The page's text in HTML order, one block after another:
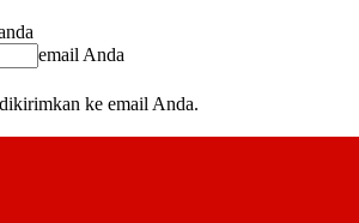
email Anda
ke email Anda.